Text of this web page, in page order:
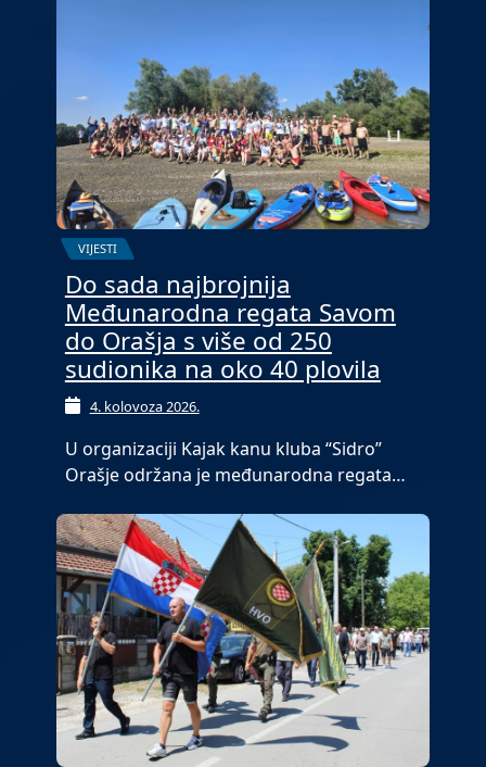
VIJESTI
Do sada najbrojnija
Međunarodna regata Savom
do Orašja s više od 250
sudionika na oko 40 plovila
4. kolovoza 2026.
U organizaciji Kajak kanu kluba “Sidro”
Orašje održana je međunarodna regata…